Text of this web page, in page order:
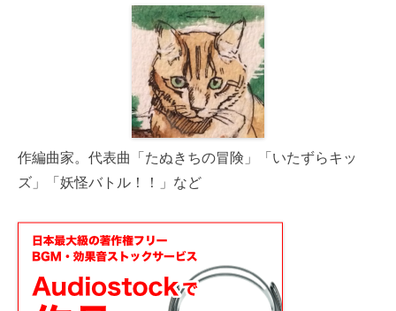
作編曲家。代表曲「たぬきちの冒険」「いたずらキッ
ズ」「妖怪バトル！！」など